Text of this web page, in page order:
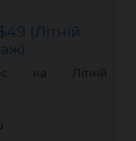
(Літній
на Літній